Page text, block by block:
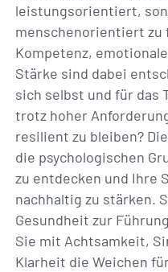
leistungsorientiert,
menschenorientiert zu
Kompetenz,
Stärke sind dabei
sich selbst und für das
trotz hoher
resilient zu bleiben?
die psychologischen
zu entdecken und Ihre
nachhaltig zu stärken.
Gesundheit zur
Sie mit Achtsamkeit,
Klarheit die Weichen